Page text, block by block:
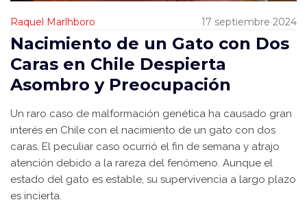
Raquel Marlhboro 17 septiembre 2024
Nacimiento de un Gato con Dos
Caras en Chile Despierta
Asombro y Preocupación
Un raro caso de malformación genética ha causado gran
interés en Chile con el nacimiento de un gato con dos
caras. El peculiar caso ocurrió el fin de semana y atrajo
atención debido a la rareza del fenómeno. Aunque el
estado del gato es estable, su supervivencia a largo plazo
es incierta.